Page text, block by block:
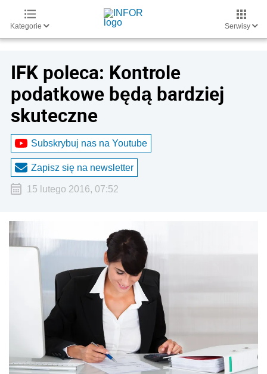
Kategorie Serwisy
IFK poleca: Kontrole
podatkowe będą bardziej
skuteczne
Subskrybuj nas na Youtube
Zapisz się na newsletter
15 lutego 2016, 07:52